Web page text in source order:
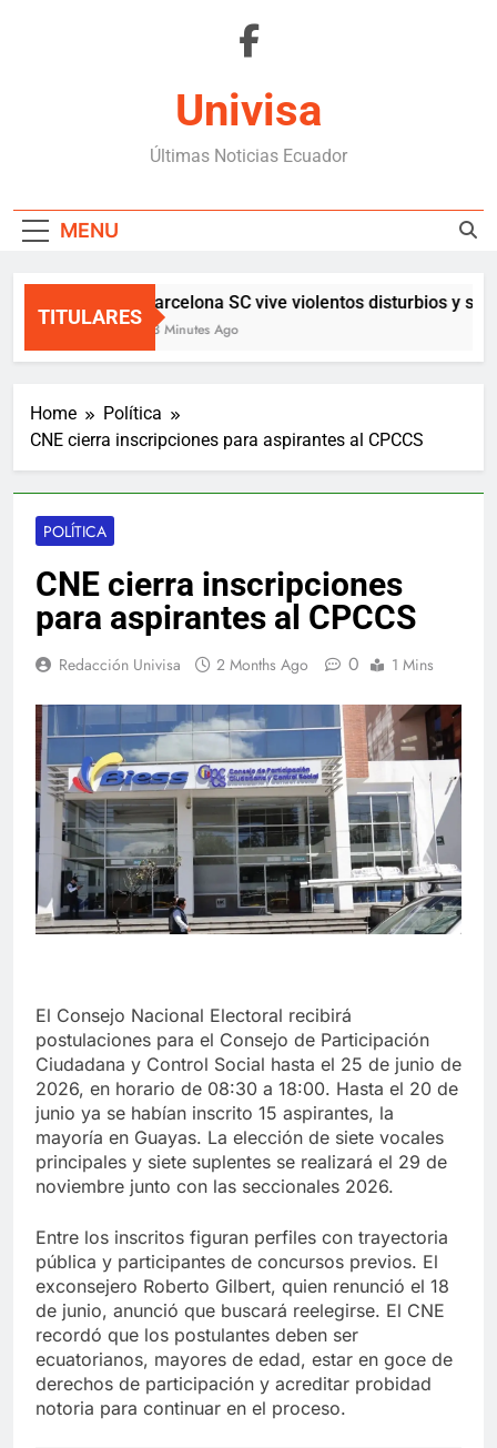
Univisa
Últimas Noticias Ecuador
MENU
TITULARES
Barcelona SC vive violentos disturbios y
43 Minutes Ago
Home
Política
CNE cierra inscripciones para aspirantes al CPCCS
POLÍTICA
CNE cierra inscripciones
para aspirantes al CPCCS
Redacción Univisa 2 Months Ago 0 1 Mins
El Consejo Nacional Electoral recibirá
postulaciones para el Consejo de Participación
Ciudadana y Control Social hasta el 25 de junio de
2026, en horario de 08:30 a 18:00. Hasta el 20 de
junio ya se habían inscrito 15 aspirantes, la
mayoría en Guayas. La elección de siete vocales
principales y siete suplentes se realizará el 29 de
noviembre junto con las seccionales 2026.
Entre los inscritos figuran perfiles con trayectoria
pública y participantes de concursos previos. El
exconsejero Roberto Gilbert, quien renunció el 18
de junio, anunció que buscará reelegirse. El CNE
recordó que los postulantes deben ser
ecuatorianos, mayores de edad, estar en goce de
derechos de participación y acreditar probidad
notoria para continuar en el proceso.